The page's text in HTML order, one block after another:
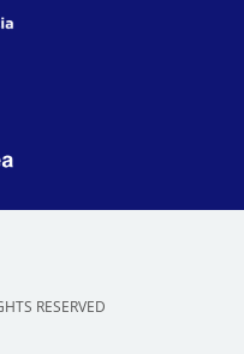
RESERVED